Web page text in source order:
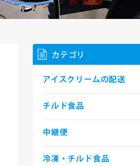
カテゴリ
アイスクリームの配送
チルド食品
中継便
冷凍・チルド食品